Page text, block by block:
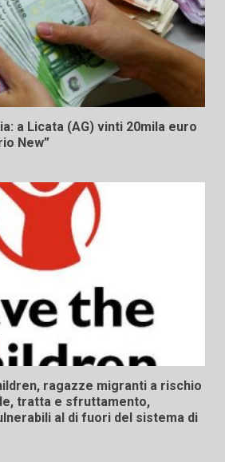
a Licata (AG) vinti 20mila euro
New”
ragazze migranti a rischio
tratta e sfruttamento,
al di fuori del sistema di